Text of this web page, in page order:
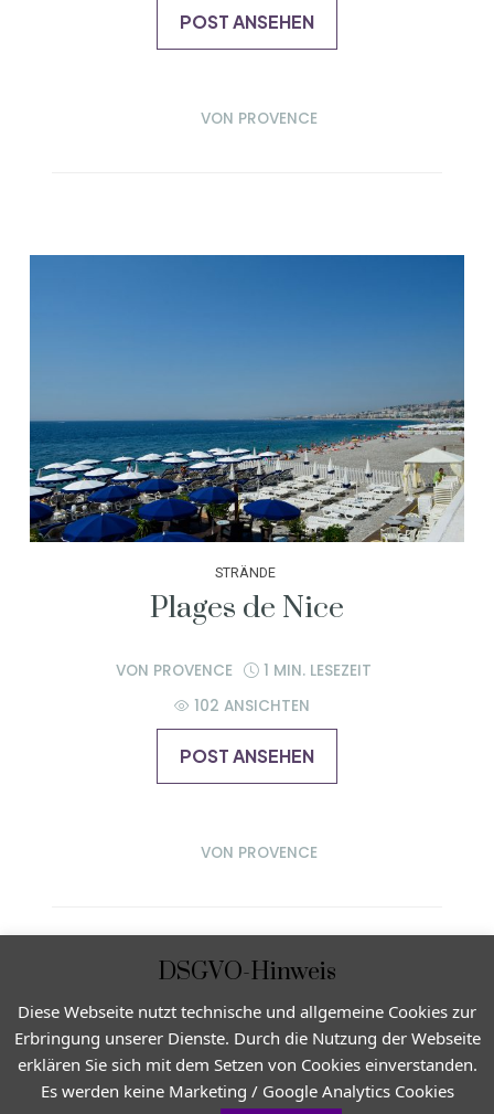
POST ANSEHEN
VON PROVENCE
STRÄNDE
Plages de Nice
VON PROVENCE
1 MIN. LESEZEIT
102 ANSICHTEN
POST ANSEHEN
VON PROVENCE
DSGVO-Hinweis
Diese Webseite nutzt technische und allgemeine Cookies zur
Erbringung unserer Dienste. Durch die Nutzung der Webseite
erklären Sie sich mit dem Setzen von Cookies einverstanden.
Es werden keine Marketing / Google Analytics Cookies